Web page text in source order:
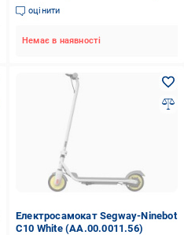
оцінити
Немає в наявності
Електросамокат Segway-Ninebot
C10 White (AA.00.0011.56)